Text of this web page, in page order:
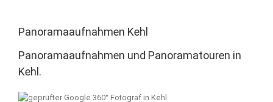
Panoramaaufnahmen Kehl
Panoramaaufnahmen und Panoramatouren in
Kehl.